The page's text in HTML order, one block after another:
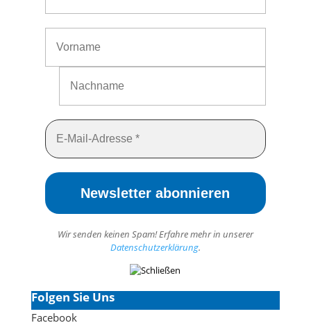
Wir senden keinen Spam! Erfahre mehr in unserer
Datenschutzerklärung.
Folgen Sie Uns
Facebook